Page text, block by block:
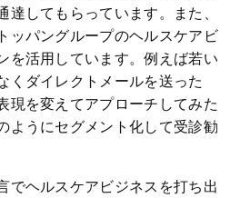
達してもらっています。また、
ッパングループのヘルスケアビ
を活用しています。例えば若い
くダイレクトメールを送った
現を変えてアプローチしてみた
ようにセグメント化して受診勧
でヘルスケアビジネスを打ち出